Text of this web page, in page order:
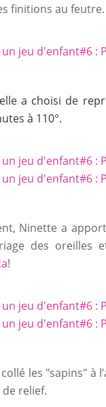
finitions au feutre.
a choisi de
à 110°.
Ninette a
des oreilles
!
les "sapins" à
relief.